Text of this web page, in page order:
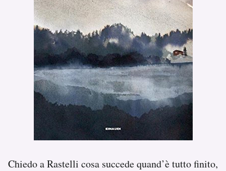
Chiedo a Rastelli cosa succede quand’è tutto finito,